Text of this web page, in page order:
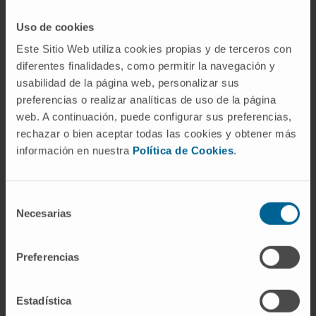
Uso de cookies
Este Sitio Web utiliza cookies propias y de terceros con
diferentes finalidades, como permitir la navegación y
usabilidad de la página web, personalizar sus
preferencias o realizar analíticas de uso de la página
web. A continuación, puede configurar sus preferencias,
rechazar o bien aceptar todas las cookies y obtener más
información en nuestra Política de Cookies.
Necesarias
Preferencias
Estadística
experto- son las herramientas de las células para
las instrucciones o el programa para construir
físicamente un ser vivo
. Para ejecutar ese
programa son necesarias las proteínas. Por ello, el
estudio de éstas sirve para entender cómo
funciona el cuerpo humano y cómo se producen
las enfermedades".
Entre los temas que se han abordado en el
tecnológicos y las diversas aplicaciones de la
como cáncer, obesidad, enfermedades
cardiovasculares y enfermedades infecciosas